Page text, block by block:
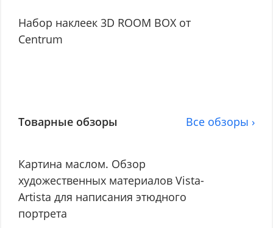
Набор наклеек 3D ROOM BOX от
Centrum
Товарные обзоры Все обзоры ›
Картина маслом. Обзор
художественных материалов Vista-
Artista для написания этюдного
портрета